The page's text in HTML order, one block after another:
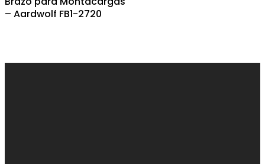
– Aardwolf FB1-2720